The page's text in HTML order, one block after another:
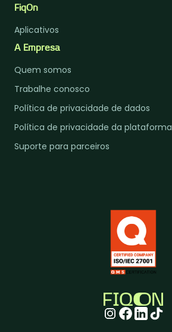
FiqOn
Aplicativos
A Empresa
Quem somos
Trabalhe conosco
Política de privacidade de dados
Política de privacidade da plataforma
Suporte para parceiros